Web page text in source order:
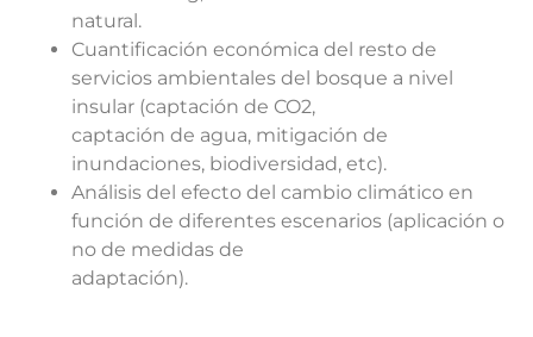
natural.
Cuantificación económica del resto de
servicios ambientales del bosque a nivel
insular (captación de CO2,
captación de agua, mitigación de
inundaciones, biodiversidad, etc).
Análisis del efecto del cambio climático en
función de diferentes escenarios (aplicación o
no de medidas de
adaptación).